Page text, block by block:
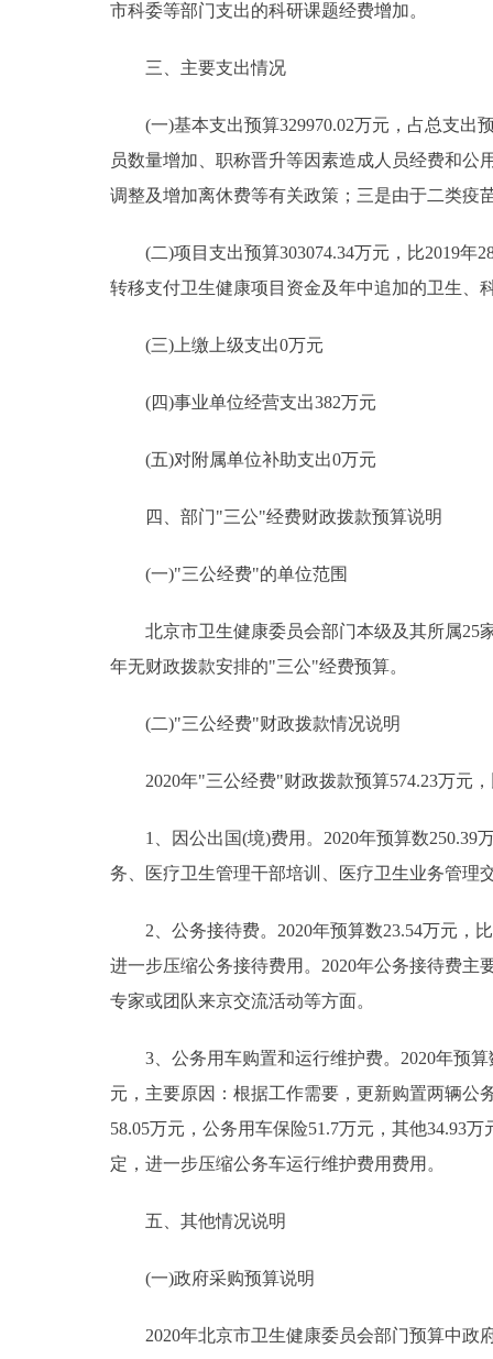
市科委等部门支出的科研课题经费增加。
三、主要支出情况
(一)基本支出预算329970.02万元，占总支出预
员数量增加、职称晋升等因素造成人员经费和
调整及增加离休费等有关政策；三是由于二类疫
(二)项目支出预算303074.34万元，比2019年
转移支付卫生健康项目资金及年中追加的卫生、
(三)上缴上级支出0万元
(四)事业单位经营支出382万元
(五)对附属单位补助支出0万元
四、部门"三公"经费财政拨款预算说明
(一)"三公经费"的单位范围
北京市卫生健康委员会部门本级及其所属25家
年无财政拨款安排的"三公"经费预算。
(二)"三公经费"财政拨款情况说明
2020年"三公经费"财政拨款预算574.23万元，
1、因公出国(境)费用。2020年预算数250.39万
务、医疗卫生管理干部培训、医疗卫生业务管理
2、公务接待费。2020年预算数23.54万元，比
进一步压缩公务接待费用。2020年公务接待费
专家或团队来京交流活动等方面。
3、公务用车购置和运行维护费。2020年预算
元，主要原因：根据工作需要，更新购置两辆公
58.05万元，公务用车保险51.7万元，其他34.93
定，进一步压缩公务车运行维护费用费用。
五、其他情况说明
(一)政府采购预算说明
2020年北京市卫生健康委员会部门预算中政府